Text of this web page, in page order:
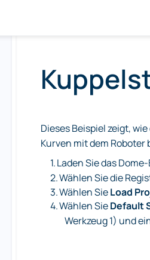
Dieses Beispiel zeigt,
Kurven mit dem Roboter
1.Laden Sie das
2.Wählen Sie die
3.Wählen SieLoad
4.Wählen SieDefault
Werkzeug 1) und